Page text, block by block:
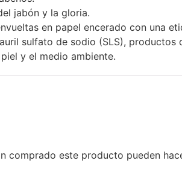
jabón y la gloria.
en papel encerado con una
sulfato de sodio (SLS),
y el medio ambiente.
comprado este producto pueden